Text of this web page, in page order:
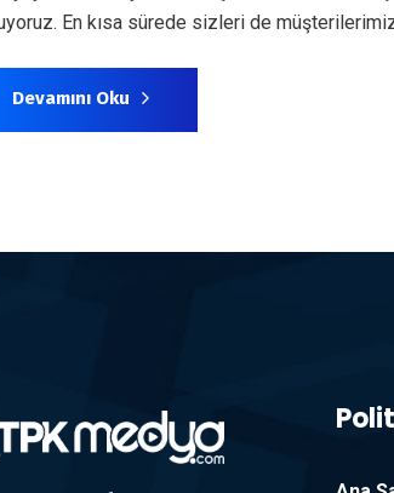
En kısa sürede sizleri de
Devamını Oku